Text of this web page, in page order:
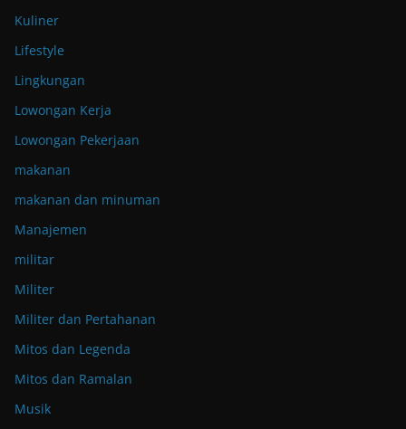
Kuliner
Lifestyle
Lingkungan
Lowongan Kerja
Lowongan Pekerjaan
makanan
makanan dan minuman
Manajemen
militar
Militer
Militer dan Pertahanan
Mitos dan Legenda
Mitos dan Ramalan
Musik